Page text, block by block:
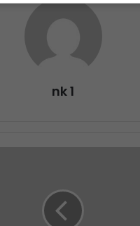
nk 1